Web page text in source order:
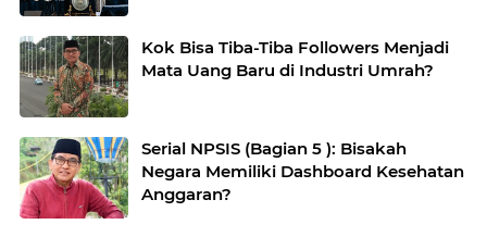
Kok Bisa Tiba-Tiba Followers Menjadi
Mata Uang Baru di Industri Umrah?
Serial NPSIS (Bagian 5 ): Bisakah
Negara Memiliki Dashboard Kesehatan
Anggaran?